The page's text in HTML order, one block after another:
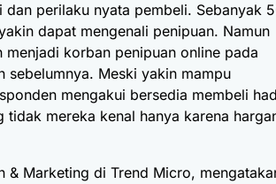
perilaku nyata pembeli. Sebanyak
dapat mengenali penipuan. Namun
korban penipuan online pada
sebelumnya. Meski yakin mampu
mengakui bersedia membeli
mereka kenal hanya karena
& Marketing di Trend Micro,